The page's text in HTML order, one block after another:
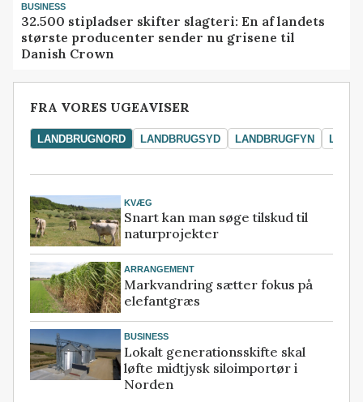
BUSINESS
32.500 stipladser skifter slagteri: En af landets
største producenter sender nu grisene til
Danish Crown
FRA VORES UGEAVISER
LANDBRUGNORD LANDBRUGSYD LANDBRUGFYN
KVÆG
Snart kan man søge tilskud til
naturprojekter
ARRANGEMENT
Markvandring sætter fokus på
elefantgræs
BUSINESS
Lokalt generationsskifte skal
løfte midtjysk siloimportør i
Norden